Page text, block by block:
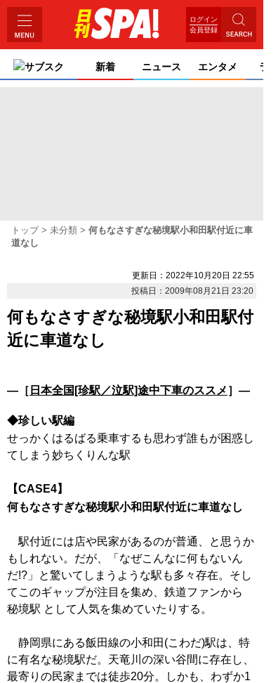
ログイン
会員登録
サブスク 新着 ニュース エンタメ ライ
トップ 未分類
何もなさすぎな秘境駅小和田駅付近に車
道なし
更新日：2022年10月20日 22:55
投稿日：2009年08月21日 23:20
何もなさすぎな秘境駅小和田駅付
近に車道なし
―［ 日本全国[珍駅／泣駅]途中下車のススメ ］―
◆珍しい駅編
せっかくはるばる乗車するも思わず誰もが困惑し
てしまう妙ちくりんな駅
【CASE4】
何もなさすぎな秘境駅小和田駅付近に車道なし
駅付近には店や民家があるのが普通、と思うか
もしれない。だが、「なぜこんなに何もないん
だ!?」と驚いてしまうような駅も多々存在。そし
てこのギャップが注目を集め、鉄道ファンから
秘境駅 として人気を集めていたりする。
静岡県にある飯田線の小和田(こわだ)駅は、特
に有名な秘境駅だ。天竜川の深い谷間に存在し、
最寄りの民家までは徒歩20分。しかも、わずか1